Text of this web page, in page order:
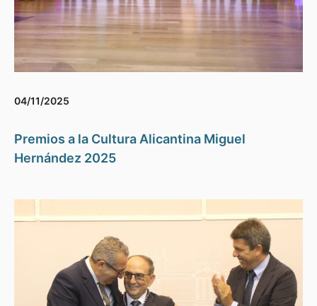
04/11/2025
Premios a la Cultura Alicantina Miguel
Hernández 2025